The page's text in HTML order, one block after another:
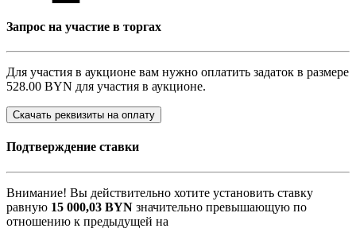
Запрос на участие в торгах
Для участия в аукционе вам нужно оплатить задаток в размере
528.00 BYN для участия в аукционе.
Скачать реквизиты на оплату
Подтверждение ставки
Внимание! Вы действительно хотите установить ставку
равную 15 000,03 BYN значительно превышающую по
отношению к предыдущей на